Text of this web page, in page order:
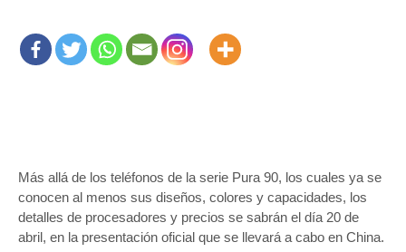
Más allá de los teléfonos de la serie Pura 90, los cuales ya se
conocen al menos sus diseños, colores y capacidades, los
detalles de procesadores y precios se sabrán el día 20 de
abril, en la presentación oficial que se llevará a cabo en China.